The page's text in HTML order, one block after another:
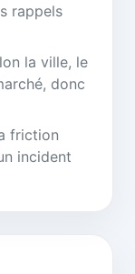
rappels
la ville, le
donc
friction
incident